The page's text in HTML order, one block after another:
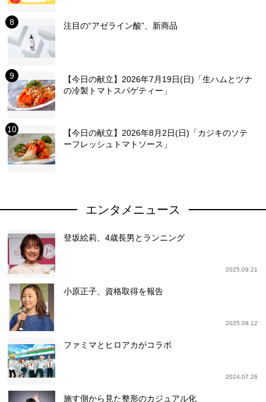
注目の“アゼライン酸”、新商品
【今日の献立】2026年7月19日(日)「生ハムとツナ
の冷製トマトスパゲティー」
【今日の献立】2026年8月2日(日)「カジキのソテ
ーフレッシュトマトソース」
エンタメニュース
登坂絵莉、4歳長男とランニング
2025.09.21
小原正子、資格取得を報告
2025.09.12
ファミマとヒロアカがコラボ
2024.07.26
施す側から見た整形のカジュアル化